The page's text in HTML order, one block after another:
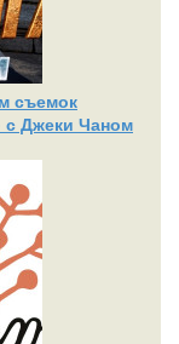
съемок
с Джеки Чаном